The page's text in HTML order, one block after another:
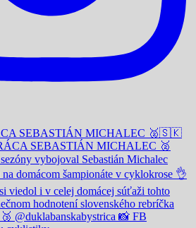
SEBASTIÁN MICHALEC 🥈🇸🇰